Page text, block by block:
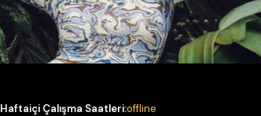
Haftaiçi Çalışma Saatleri:offline